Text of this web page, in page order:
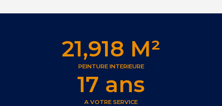
PEINTURE INTERIEURE
21,918 M²
A VOTRE SERVICE
17 ans